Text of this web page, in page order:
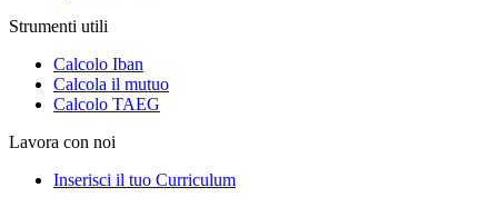
Strumenti utili
Calcolo Iban
Calcola il mutuo
Calcolo TAEG
Lavora con noi
Inserisci il tuo Curriculum